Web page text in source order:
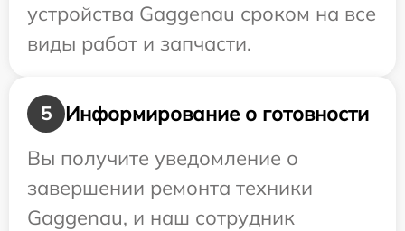
устройства Gaggenau сроком на все
виды работ и запчасти.
5
Информирование о готовности
Вы получите уведомление о
завершении ремонта техники
Gaggenau, и наш сотрудник